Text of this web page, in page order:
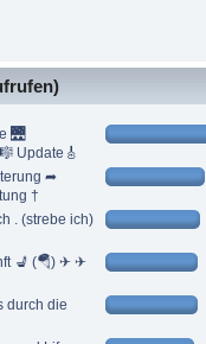
🌉
Update🎸
➦
†
. (strebe ich)
💺 (🪂) ✈ ✈
durch die